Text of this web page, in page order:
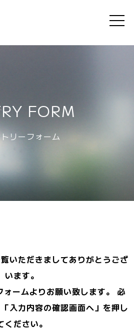
FORM
リーフォーム
いただきましてありがとうござ
います。
ォームよりお願い致します。 必
入力内容の確認画面へ」を押し
ください。